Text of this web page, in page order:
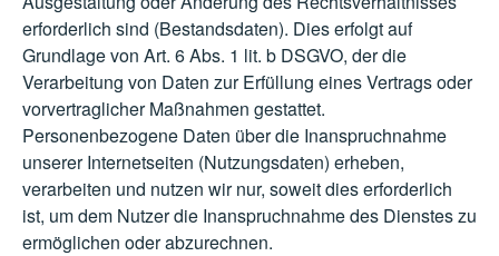
erforderlich sind (Bestandsdaten). Dies erfolgt auf
Grundlage von Art. 6 Abs. 1 lit. b DSGVO, der die
Verarbeitung von Daten zur Erfüllung eines Vertrags oder
vorvertraglicher Maßnahmen gestattet.
Personenbezogene Daten über die Inanspruchnahme
unserer Internetseiten (Nutzungsdaten) erheben,
verarbeiten und nutzen wir nur, soweit dies erforderlich
ist, um dem Nutzer die Inanspruchnahme des Dienstes zu
ermöglichen oder abzurechnen.